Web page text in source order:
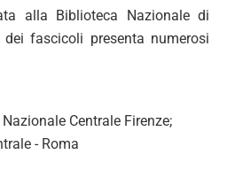
alla Biblioteca Nazionale di
fascicoli presenta numerosi
Centrale Firenze;
- Roma